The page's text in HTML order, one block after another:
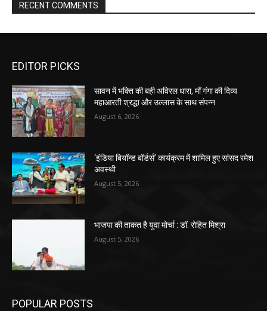
RECENT COMMENTS
EDITOR PICKS
सावन में भक्ति की बही अविरल धारा, माँ गंगा की दिव्य
महाआरती श्रद्धा और उल्लास के साथ संपन्न
August 6, 2026
‘इंडिया बियॉन्ड बॉर्डर्स’ कार्यक्रम में शामिल हुए सांसद रमेश
अवस्थी
August 5, 2026
भाजपा की ताकत है युवा मोर्चा : डॉ. रोहित मिश्रा
August 5, 2026
POPULAR POSTS